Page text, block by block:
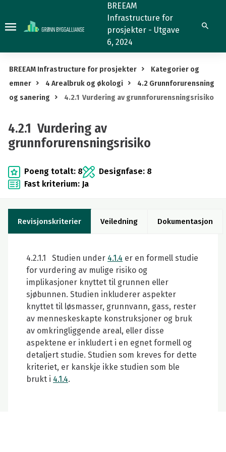
Vurdering
grunnforurensningsrisiko
BREEAM
Infrastructure for
prosjekter - Utgave
6, 2024
Søk
BREEAM Infrastructure for prosjekter
Kategorier og
emner
4 Arealbruk og økologi
4.2 Grunnforurensning
og sanering
4.2.1 Vurdering av grunnforurensningsrisiko
4.2.1 Vurdering av
grunnforurensningsrisiko
Poeng totalt: 8
Designfase: 8
Fast kriterium: Ja
Revisjonskriterier Veiledning Dokumentasjon
4.2.1.1 Studien under 4.1.4 er en formell studie
for vurdering av mulige risiko og
implikasjoner knyttet til grunnen eller
sjøbunnen. Studien inkluderer aspekter
knyttet til løsmasser, grunnvann, gass, rester
av menneskeskapte konstruksjoner og bruk
av omkringliggende areal, eller disse
aspektene er inkludert i en egnet formell og
detaljert studie. Studien som kreves for dette
kriteriet, er kanskje ikke studien som ble
brukt i 4.1.4.